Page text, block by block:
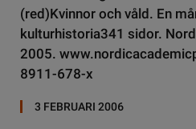
(red)Kvinnor och våld. En
kulturhistoria341 sidor.
2005.
8911-678-x
3 FEBRUARI 2006